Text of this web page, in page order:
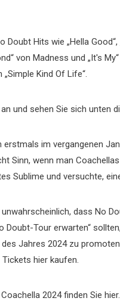
Hits wie „Hella Good“,
von Madness und „It's
Kind Of Life“.
und sehen Sie sich unten
im vergangenen
Sinn, wenn man
Sublime und versuchte,
dass No
Doubt-Tour erwarten“
Jahres 2024 zu
hier kaufen.
2024 finden Sie hier.